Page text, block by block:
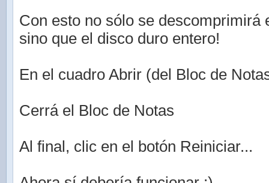
Con esto no sólo se descomprimirá
sino que el disco duro entero!
En el cuadro Abrir (del Bloc de
Cerrá el Bloc de Notas
Al final, clic en el botón Reiniciar...